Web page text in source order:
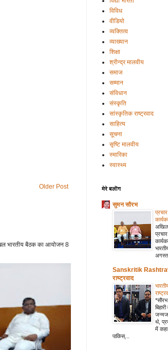
Older Post
भारतीय बैठक का आयोजन 8
विविध
वीडियो
व्यक्तित्व
व्याख्यान
शिक्षा
श्रीन्द्र मालवीय
समाज
सम्मान
संविधान
संस्कृति
सांस्कृतिक राष्ट्रवाद
साहित्य
सूचना
सृष्टि मालवीय
स्मारिका
स्वास्थ्य
मेरे बलॊग
सुमन सौरभ
अखिल
अगस्त
Sanskritik
राष्ट्रवाद
थे,
में कहा
पाकिस्...